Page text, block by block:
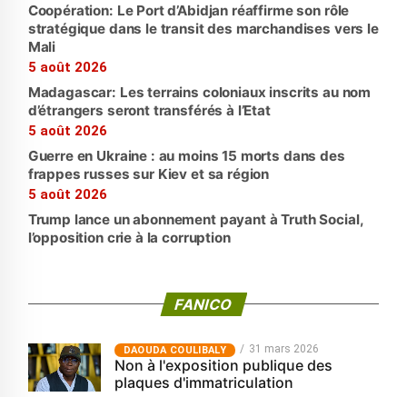
Coopération: Le Port d’Abidjan réaffirme son rôle
stratégique dans le transit des marchandises vers le
Mali
5 août 2026
Madagascar: Les terrains coloniaux inscrits au nom
d’étrangers seront transférés à l’Etat
5 août 2026
Guerre en Ukraine : au moins 15 morts dans des
frappes russes sur Kiev et sa région
5 août 2026
Trump lance un abonnement payant à Truth Social,
l’opposition crie à la corruption
FANICO
‎DAOUDA COULIBALY 31 mars 2026
Non à l'exposition publique des
plaques d'immatriculation